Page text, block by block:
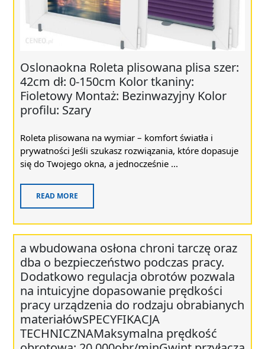
Oslonaokna Roleta plisowana plisa szer:
42cm dł: 0-150cm Kolor tkaniny:
Fioletowy Montaż: Bezinwazyjny Kolor
profilu: Szary
Roleta plisowana na wymiar – komfort światła i
prywatności Jeśli szukasz rozwiązania, które dopasuje
się do Twojego okna, a jednocześnie ...
READ MORE
a wbudowana osłona chroni tarczę oraz
dba o bezpieczeństwo podczas pracy.
Dodatkowo regulacja obrotów pozwala
na intuicyjne dopasowanie prędkości
pracy urządzenia do rodzaju obrabianych
materiałówSPECYFIKACJA
TECHNICZNAMaksymalna prędkość